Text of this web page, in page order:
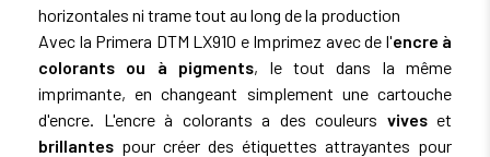
horizontales ni trame tout au long de la production
Avec la Primera DTM LX910 e Imprimez avec de l'encre à
colorants ou à pigments, le tout dans la même
imprimante, en changeant simplement une cartouche
d'encre. L'encre à colorants a des couleurs viveset
brillantes pour créer des étiquettes attrayantes pour